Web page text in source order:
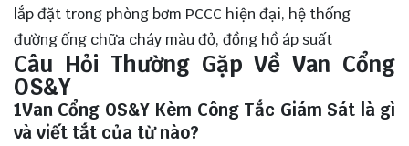
lắp đặt trong phòng bơm PCCC hiện đại, hệ thống
đường ống chữa cháy màu đỏ, đồng hồ áp suất
Câu Hỏi Thường Gặp Về Van Cổng
OS&Y
1Van Cổng OS&Y Kèm Công Tắc Giám Sát là gì
và viết tắt của từ nào?